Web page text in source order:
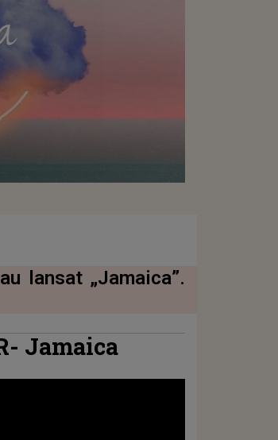
lansat „Jamaica”.
Jamaica